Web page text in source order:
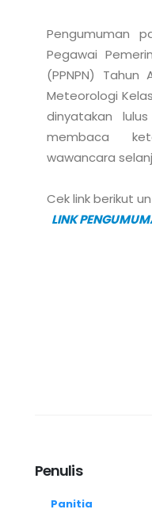
Pengumuman
Pegawai
(PPNPN) Tahun
Meteorologi
dinyatakan
membaca
wawancara
LINK
Penulis
Panitia